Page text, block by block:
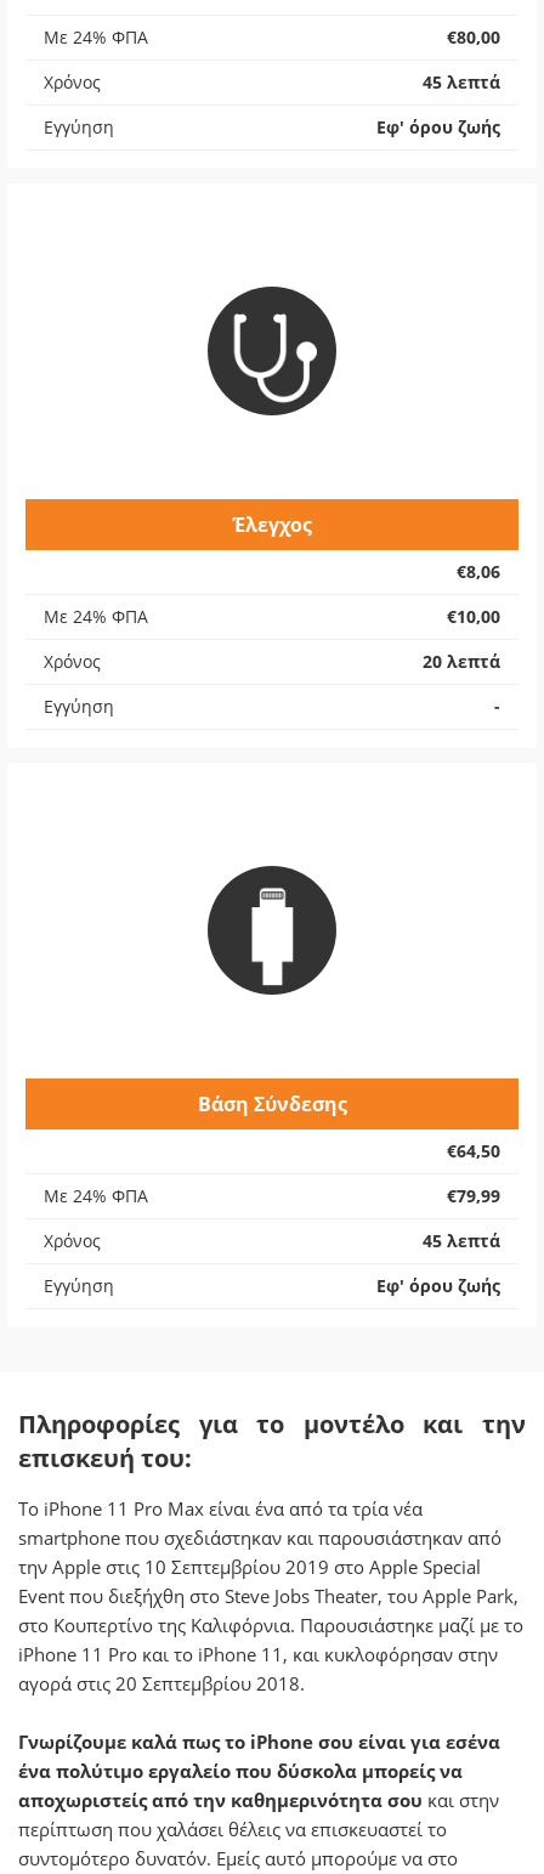
Με 24% ΦΠΑ
€80,00
Χρόνος
45 λεπτά
Εγγύηση
Εφ' όρου ζωής
Έλεγχος
€8,06
Με 24% ΦΠΑ
€10,00
Χρόνος
20 λεπτά
Εγγύηση
-
Βάση Σύνδεσης
€64,50
Με 24% ΦΠΑ
€79,99
Χρόνος
45 λεπτά
Εγγύηση
Εφ' όρου ζωής
Πληροφορίες για το μοντέλο και την
επισκευή του:
Το iPhone 11 Pro Max είναι ένα από τα τρία νέα
smartphone που σχεδιάστηκαν και παρουσιάστηκαν από
την Apple στις 10 Σεπτεμβρίου 2019 στο Apple Special
Event που διεξήχθη στο Steve Jobs Theater, του Apple Park,
στο Κουπερτίνο της Καλιφόρνια. Παρουσιάστηκε μαζί με το
iPhone 11 Pro και το iPhone 11, και κυκλοφόρησαν στην
αγορά στις 20 Σεπτεμβρίου 2018.
Γνωρίζουμε καλά πως το iPhone σου είναι για εσένα
ένα πολύτιμο εργαλείο που δύσκολα μπορείς να
αποχωριστείς από την καθημερινότητα σου και στην
περίπτωση που χαλάσει θέλεις να επισκευαστεί το
συντομότερο δυνατόν. Εμείς αυτό μπορούμε να στο